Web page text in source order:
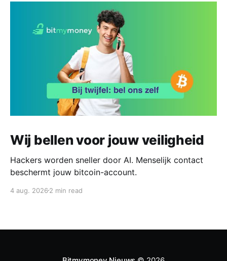
Wij bellen voor jouw veiligheid
Hackers worden sneller door AI. Menselijk contact
beschermt jouw bitcoin-account.
4 aug. 2026 2 min read